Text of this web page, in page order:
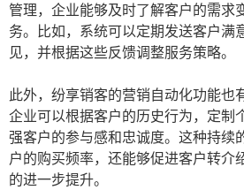
管理，企业能够及时了解客户的需求
务。比如，系统可以定期发送客户满
见，并根据这些反馈调整服务策略。
此外，纷享销客的营销自动化功能也
企业可以根据客户的历史行为，定制
强客户的参与感和忠诚度。这种持续
户的购买频率，还能够促进客户转介
的进一步提升。